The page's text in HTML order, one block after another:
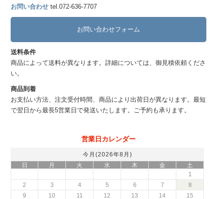
お問い合わせ tel.072-636-7707
お問い合わせフォーム
送料条件
商品によって送料が異なります。詳細については、御見積依頼くださ
い。
商品到着
お支払い方法、注文受付時間、商品により出荷日が異なります。最短
で翌日から最長5営業日で発送いたします。ご予約も承ります。
営業日カレンダー
今月(2026年8月)
日
月 火 水 木 金
土
1
2
3 4 5 6 7
8
9
10 11 12 13 14
15